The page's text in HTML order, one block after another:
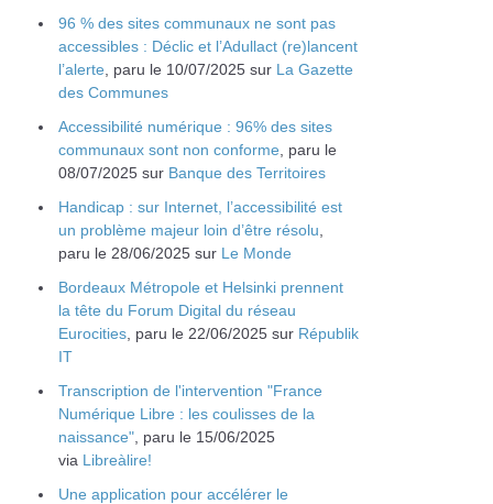
96 % des sites communaux ne sont pas
accessibles : Déclic et l’Adullact (re)lancent
l’alerte , paru le 10/07/2025 sur La Gazette
des Communes
Accessibilité numérique : 96% des sites
communaux sont non conforme , paru le
08/07/2025 sur Banque des Territoires
Handicap : sur Internet, l’accessibilité est
un problème majeur loin d’être résolu
paru le 28/06/2025 sur Le Monde
Bordeaux Métropole et Helsinki prennent
la tête du Forum Digital du réseau
Eurocities , paru le 22/06/2025 sur Républik
IT
Transcription de l'intervention "France
Numérique Libre : les coulisses de la
naissance" , paru le 15/06/2025
via Libreàlire!
Une application pour accélérer le